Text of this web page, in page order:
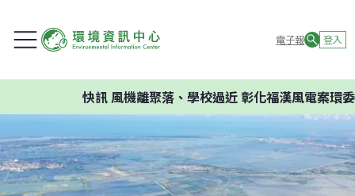
電子報 登入
風機離聚落、學校過近 彰化福漢風電案環委建議